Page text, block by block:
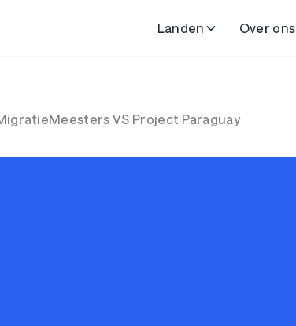
Landen Over ons
VS Project Paraguay